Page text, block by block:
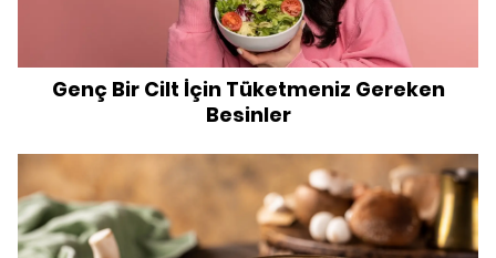
Genç Bir Cilt İçin Tüketmeniz Gereken
Besinler